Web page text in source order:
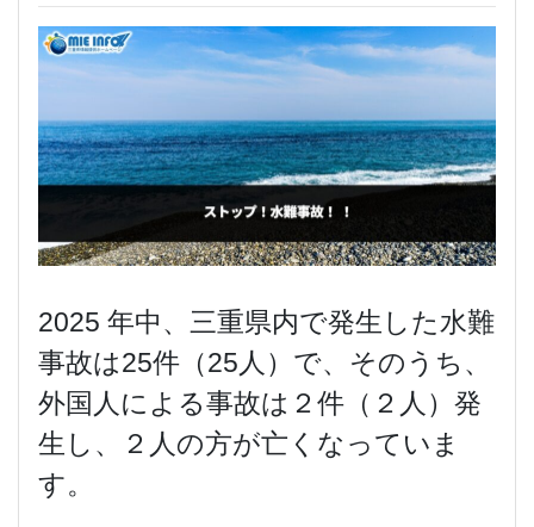
2025 年中、三重県内で発生した水難
事故は25件（25人）で、そのうち、
外国人による事故は２件（２人）発
生し、２人の方が亡くなっていま
す。